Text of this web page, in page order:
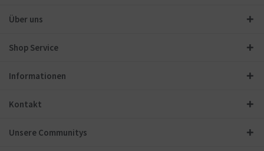
Über uns
Shop Service
Informationen
Kontakt
Unsere Communitys